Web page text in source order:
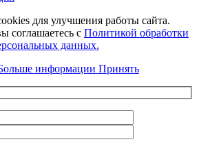
для улучшения работы сайта.
соглашаетесь с Политикой обработки
данных.
информации Принять